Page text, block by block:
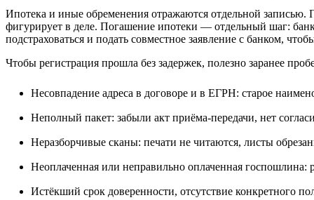
Ипотека и иные обременения отражаются отдельной записью.
фигурирует в деле. Погашение ипотеки — отдельный шаг:
подстраховаться и подать совместное заявление с банком,
Чтобы регистрация прошла без задержек, полезно заранее
Несовпадение адреса в договоре и в ЕГРН: старое
Неполный пакет: забыли акт приёма‑передачи, нет
Неразборчивые сканы: печати не читаются, листы
Неоплаченная или неправильно оплаченная госпошлина:
Истёкший срок доверенности, отсутствие конкретного